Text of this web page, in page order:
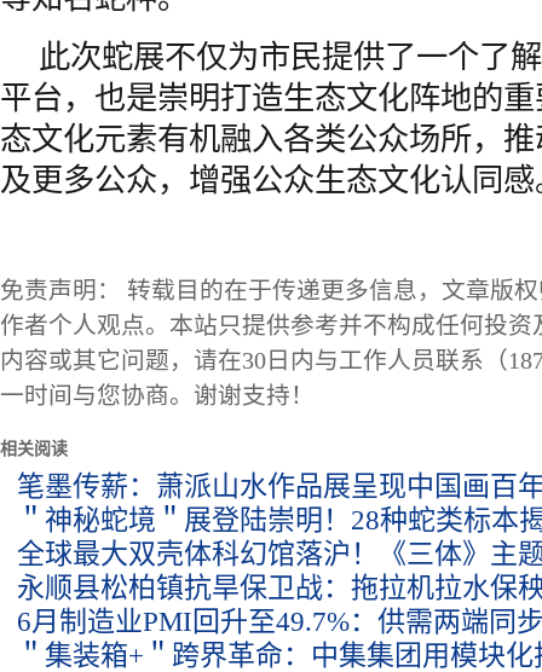
此次蛇展不仅为市民提供了一个了
平台，也是崇明打造生态文化阵地的
态文化元素有机融入各类公众场所，
及更多公众，增强公众生态文化认同感
免责声明： 转载目的在于传递更多信息，文章版
作者个人观点。本站只提供参考并不构成任何投
内容或其它问题，请在30日内与工作人员联系（
一时间与您协商。谢谢支持！
相关阅读
笔墨传薪：萧派山水作品展呈现中国画百
＂神秘蛇境＂展登陆崇明！28种蛇类标本
全球最大双壳体科幻馆落沪！《三体》主
永顺县松柏镇抗旱保卫战：拖拉机拉水保
6月制造业PMI回升至49.7%：供需两端同
＂集装箱+＂跨界革命：中集集团用模块